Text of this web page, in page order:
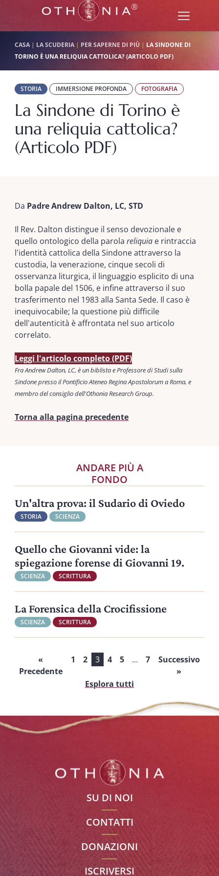
CASA| LA SCUDERIA | PER SAPERNE DI PIÙ | LA SINDONE DI
TORINO È UNA RELIQUIA CATTOLICA? (ARTICOLO PDF)
STORIA IMMERSIONE PROFONDA FOTOGRAFIA
La Sindone di Torino è
una reliquia cattolica?
(Articolo PDF)
Da Padre Andrew Dalton, LC, STD
Il Rev. Dalton distingue il senso devozionale e
quello ontologico della parola reliquia e rintraccia
l'identità cattolica della Sindone attraverso la
custodia, la venerazione, cinque secoli di
osservanza liturgica, il linguaggio esplicito di una
bolla papale del 1506, e infine attraverso il suo
trasferimento nel 1983 alla Santa Sede. Il caso è
inequivocabile; la questione più difficile
dell'autenticità è affrontata nel suo articolo
correlato.
Leggi l'articolo completo (PDF)
Fra Andrew Dalton, LC, è un biblista e Professore di Studi sulla
Sindone presso il Pontificio Ateneo Regina Apostolorum a Roma, e
membro del consiglio dell'Othonia Research Group.
Torna alla pagina precedente
ANDARE PIÙ A
FONDO
Un'altra prova: il Sudario di Oviedo
STORIA SCIENZA
Quello che Giovanni vide: la
spiegazione forense di Giovanni 19.
SCIENZA SCRITTURA
La Forensica della Crocifissione
SCIENZA SCRITTURA
«
Precedente
1 2 3 4 5 ... 7
Successivo
»
Esplora tutti
SU DI NOI
CONTATTI
DONAZIONI
ISCRIVERSI